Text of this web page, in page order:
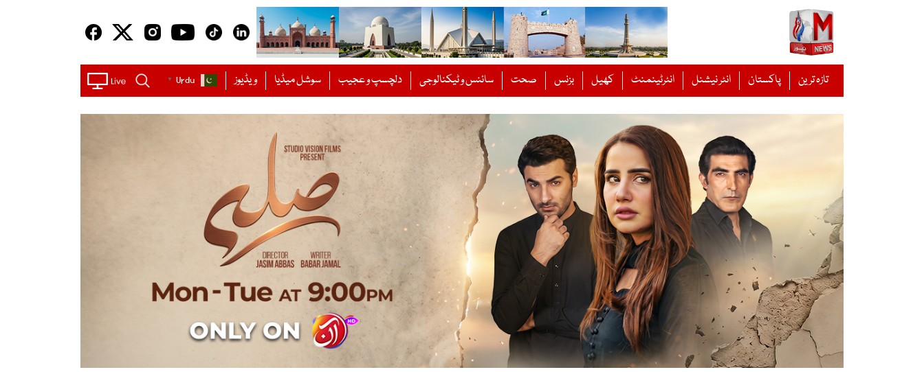
تازہ ترین پاکستان انٹر نیشنل انٹرٹینمنٹ کھیل بزنس صحت سائنس و ٹیکنالوجی دلچسپ و عجیب سوشل میڈیا ویڈیوز Urdu
▼